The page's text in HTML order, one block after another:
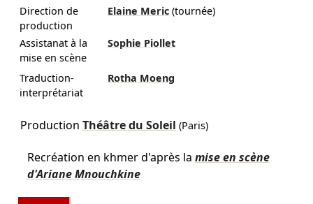
Direction de
production
Elaine Meric (tournée)
Assistanat à la
mise en scène
Sophie Piollet
Traduction-
interprétariat
Rotha Moeng
Production Théâtre du Soleil (Paris)
Recréation en khmer d'après la mise en scène
d'Ariane Mnouchkine